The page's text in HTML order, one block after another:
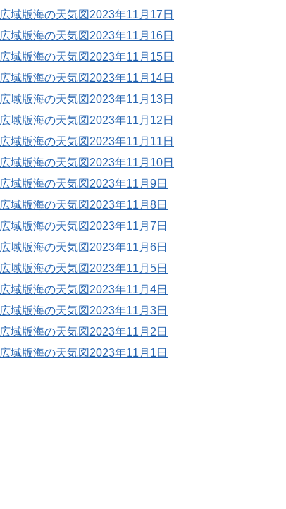
広域版海の天気図2023年11月17日
広域版海の天気図2023年11月16日
広域版海の天気図2023年11月15日
広域版海の天気図2023年11月14日
広域版海の天気図2023年11月13日
広域版海の天気図2023年11月12日
広域版海の天気図2023年11月11日
広域版海の天気図2023年11月10日
広域版海の天気図2023年11月9日
広域版海の天気図2023年11月8日
広域版海の天気図2023年11月7日
広域版海の天気図2023年11月6日
広域版海の天気図2023年11月5日
広域版海の天気図2023年11月4日
広域版海の天気図2023年11月3日
広域版海の天気図2023年11月2日
広域版海の天気図2023年11月1日